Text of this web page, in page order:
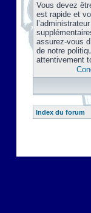
Vous devez
est rapide et
assurez-vous
de notre
attentivement
Index du forum